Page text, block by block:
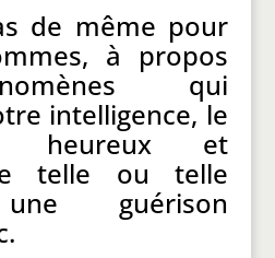
de même pour
à propos
qui
intelligence, le
heureux et
telle ou telle
guérison